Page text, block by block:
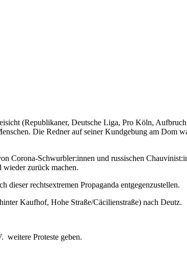
(Republikaner, Deutsche Liga, Pro Köln,
Die Redner auf seiner Kundgebung am Dom
Corona-Schwurbler:innen und russischen
zurück machen.
dieser rechtsextremen Propaganda entgegenzustellen.
Kaufhof, Hohe Straße/Cäcilienstraße) nach Deutz.
weitere Proteste geben.